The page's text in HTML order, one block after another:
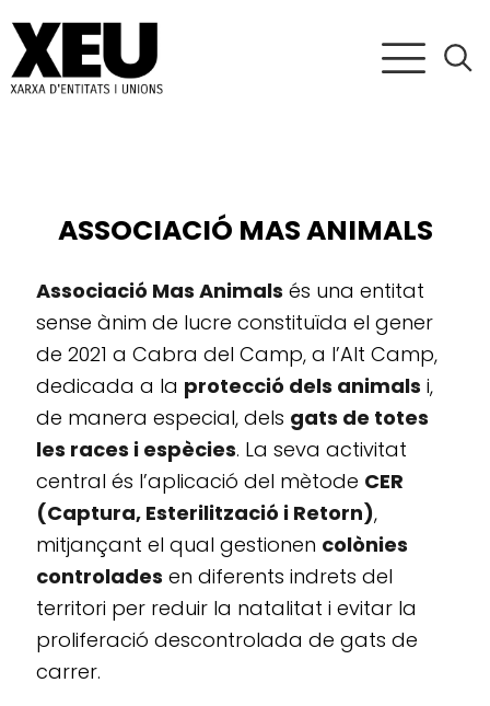
ASSOCIACIÓ MAS ANIMALS
Associació Mas Animals és una entitat
sense ànim de lucre constituïda el gener
de 2021 a Cabra del Camp, a l’Alt Camp,
dedicada a la protecció dels animals i,
de manera especial, dels gats de totes
les races i espècies. La seva activitat
central és l’aplicació del mètode CER
(Captura, Esterilització i Retorn),
mitjançant el qual gestionen colònies
controlades en diferents indrets del
territori per reduir la natalitat i evitar la
proliferació descontrolada de gats de
carrer.